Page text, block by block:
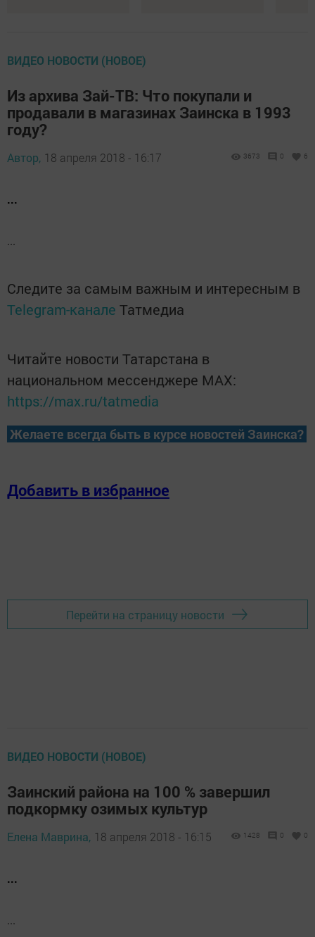
ВИДЕО НОВОСТИ (НОВОЕ)
Из архива Зай-ТВ: Что покупали и
продавали в магазинах Заинска в 1993
году?
Автор, 18 апреля 2018 - 16:17 3673 0 6
...
...
Следите за самым важным и интересным в
Telegram-канале Татмедиа
Читайте новости Татарстана в
национальном мессенджере MАХ:
https://max.ru/tatmedia
Желаете всегда быть в курсе новостей Заинска?
Добавить в избранное
Перейти на страницу новости
ВИДЕО НОВОСТИ (НОВОЕ)
Заинский района на 100 % завершил
подкормку озимых культур
Елена Маврина, 18 апреля 2018 - 16:15 1428 0 0
...
...